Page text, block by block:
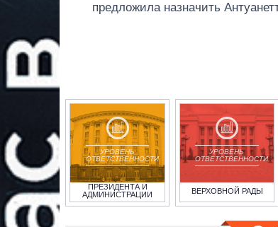
предложила назначить
УРОВЕНЬ
ОТВЕТСТВЕННОСТИ
ПРЕЗИДЕНТА И
АДМИНИСТРАЦИИ
УРОВЕНЬ
ОТВЕТСТВЕННОСТИ
ВЕРХОВНОЙ РАДЫ